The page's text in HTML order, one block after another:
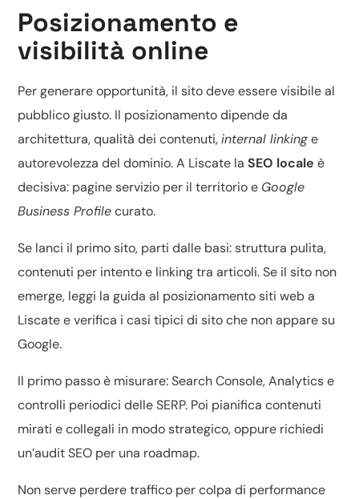
Posizionamento e
visibilità online
Per generare opportunità, il sito deve essere visibile al
pubblico giusto. Il posizionamento dipende da
architettura, qualità dei contenuti,internal linkinge
autorevolezza del dominio. A Liscate laSEO locale è
decisiva: pagine servizio per il territorio e Google
Business Profilecurato.
Se lanci il primo sito, parti dalle basi: struttura pulita,
contenuti per intento e linking tra articoli. Se il sito non
emerge, leggi la guida al posizionamento siti web a
Liscatee verifica i casi tipici disito che non appare su
Google.
Il primo passo è misurare: Search Console, Analytics e
controlli periodici delle SERP. Poi pianifica contenuti
mirati e collegali in modo strategico, oppure richiedi
un’audit SEO per una roadmap.
Non serve perdere traffico per colpa di performance